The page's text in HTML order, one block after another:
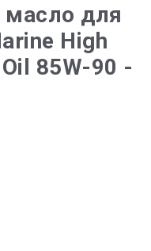
масло для
High
85W-90 -